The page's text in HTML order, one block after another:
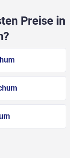
Preise in